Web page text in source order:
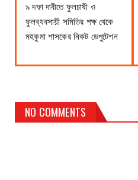
৯ দফা দাবীতে ফুলচাষী ও
ফুলব্যবসায়ী সমিতির পক্ষ থেকে
মহকুমা শাসকের নিকট ডেপুটেশন
NO COMMENTS